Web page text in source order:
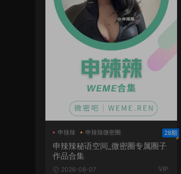
申辣辣
申辣辣微密圈
申辣辣秘语空间
28期
申辣辣秘语空间_微密圈专属圈子
作品合集
2026-08-07 VIP